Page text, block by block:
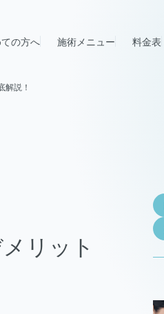
の方へ 施術メニュー 料金表
解説！
リット